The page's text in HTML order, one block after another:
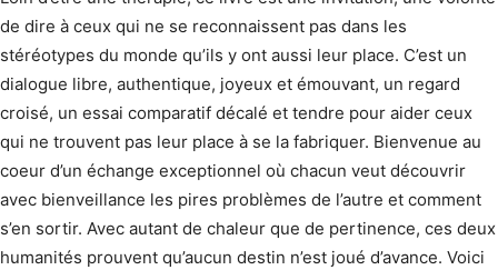
de dire à ceux qui ne se reconnaissent pas dans les
stéréotypes du monde qu’ils y ont aussi leur place. C’est un
dialogue libre, authentique, joyeux et émouvant, un regard
croisé, un essai comparatif décalé et tendre pour aider ceux
qui ne trouvent pas leur place à se la fabriquer. Bienvenue au
coeur d’un échange exceptionnel où chacun veut découvrir
avec bienveillance les pires problèmes de l’autre et comment
s’en sortir. Avec autant de chaleur que de pertinence, ces deux
humanités prouvent qu’aucun destin n’est joué d’avance. Voici